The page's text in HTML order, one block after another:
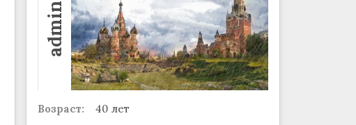
admin
Возраст:
40 лет